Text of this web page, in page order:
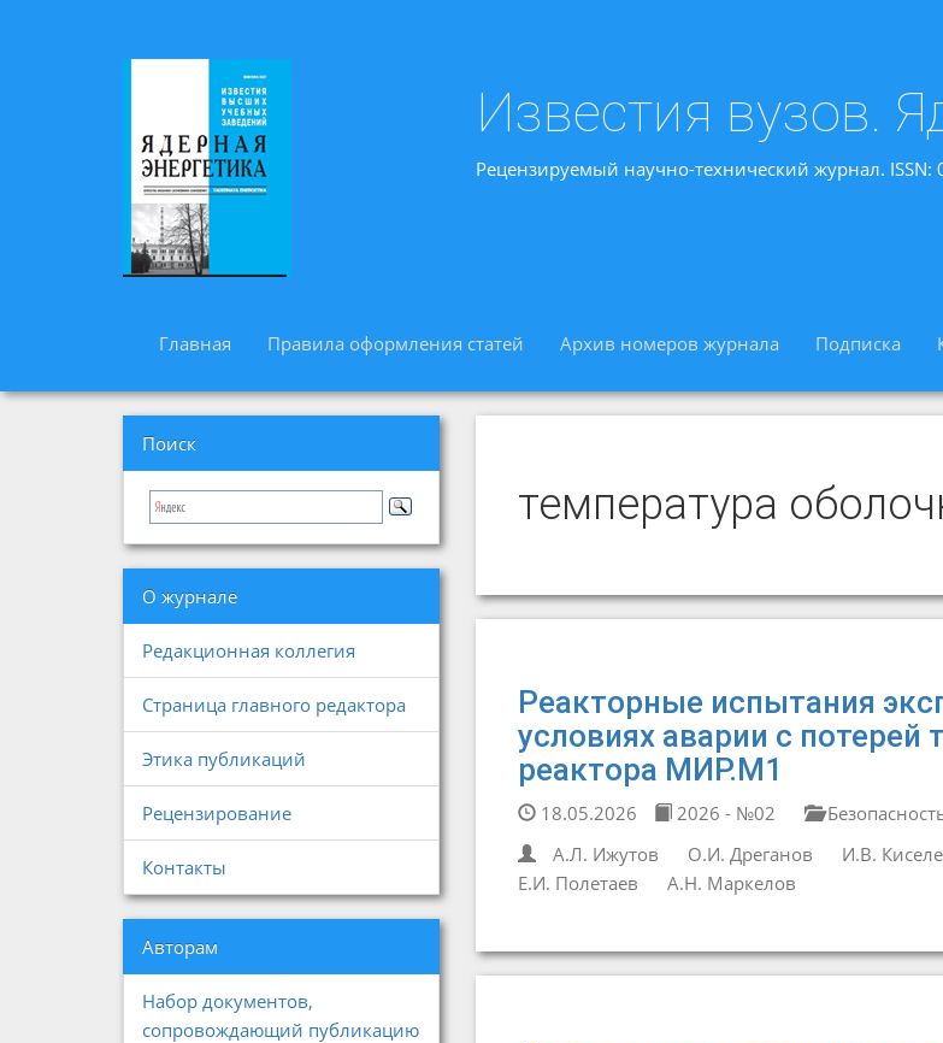
Известия вузов.
Рецензируемый научно-технический журнал. ISSN:
Главная Правила оформления статей Архив номеров журнала Подписка
Поиск
О журнале
Редакционная коллегия
Страница главного редактора
Этика публикаций
Рецензирование
Контакты
Авторам
Набор документов,
сопровождающий публикацию
температура
Реакторные испытания
условиях аварии с потерей
реактора МИР.М1
18.05.2026 2026 - №02
А.Л. Ижутов
О.И. Дреганов И.В.
Е.И. Полетаев
А.Н. Маркелов